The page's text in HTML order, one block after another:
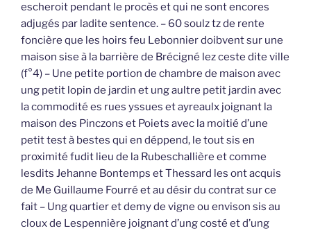
escheroit pendant le procès et qui ne sont encores
adjugés par ladite sentence. – 60 soulz tz de rente
foncière que les hoirs feu Lebonnier doibvent sur une
maison sise à la barrière de Brécigné lez ceste dite ville
(f°4) – Une petite portion de chambre de maison avec
ung petit lopin de jardin et ung aultre petit jardin avec
la commodité es rues yssues et ayreaulx joignant la
maison des Pinczons et Poiets avec la moitié d’une
petit test à bestes qui en déppend, le tout sis en
proximité fudit lieu de la Rubeschallière et comme
lesdits Jehanne Bontemps et Thessard les ont acquis
de Me Guillaume Fourré et au désir du contrat sur ce
fait – Ung quartier et demy de vigne ou envison sis au
cloux de Lespennière joignant d’ung costé et d’ung